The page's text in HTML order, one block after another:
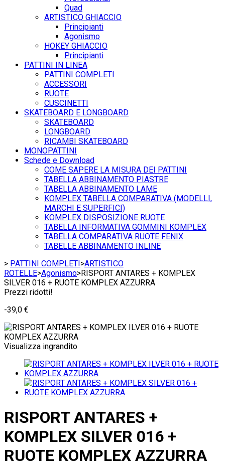
Quad
ARTISTICO GHIACCIO
Principianti
Agonismo
HOKEY GHIACCIO
Principianti
PATTINI IN LINEA
PATTINI COMPLETI
ACCESSORI
RUOTE
CUSCINETTI
SKATEBOARD E LONGBOARD
SKATEBOARD
LONGBOARD
RICAMBI SKATEBOARD
MONOPATTINI
Schede e Download
COME SAPERE LA MISURA DEI PATTINI
TABELLA ABBINAMENTO PIASTRE
TABELLA ABBINAMENTO LAME
KOMPLEX TABELLA COMPARATIVA (MODELLI,
MARCHI E SUPERFICI)
KOMPLEX DISPOSIZIONE RUOTE
TABELLA INFORMATIVA GOMMINI KOMPLEX
TABELLA COMPARATIVA RUOTE FENIX
TABELLE ABBINAMENTO INLINE
> PATTINI COMPLETI>ARTISTICO
ROTELLE>Agonismo>RISPORT ANTARES + KOMPLEX
SILVER 016 + RUOTE KOMPLEX AZZURRA
Prezzi ridotti!
-39,0 €
Visualizza ingrandito
RISPORT ANTARES +
KOMPLEX SILVER 016 +
RUOTE KOMPLEX AZZURRA